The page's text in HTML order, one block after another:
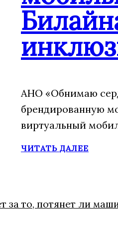
АНО «Обнимаю
брендированную
виртуальный
ЧИТАТЬ ДАЛЕЕ
за то, потянет ли